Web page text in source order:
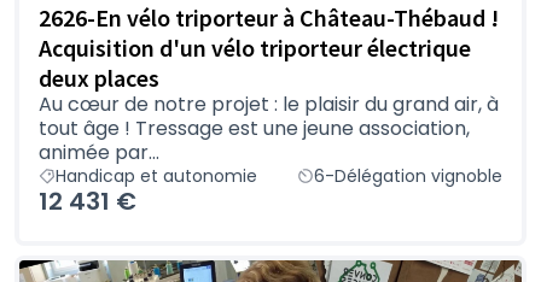
2626-En vélo triporteur à Château-Thébaud !
Acquisition d'un vélo triporteur électrique
deux places
Au cœur de notre projet : le plaisir du grand air, à
tout âge ! Tressage est une jeune association,
animée par...
Handicap et autonomie 6-Délégation vignoble
12 431 €